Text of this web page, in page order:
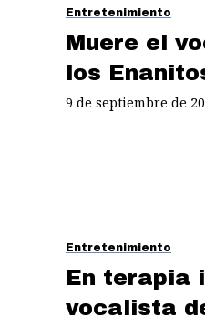
Entretenimiento
Muere el
los
9 de septiembre de
Entretenimiento
En terapia
vocalista